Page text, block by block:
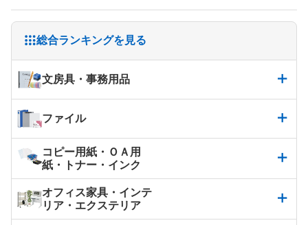
総合ランキングを見る
文房具・事務用品
ファイル
コピー用紙・ＯＡ用
紙・トナー・インク
オフィス家具・インテ
リア・エクステリア